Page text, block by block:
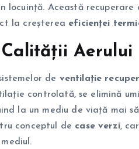
locuință. Această
la creșterea eficienței
Aerului
de ventilație
controlată, se elimină
la un mediu de viață mai
conceptul de case verzi,